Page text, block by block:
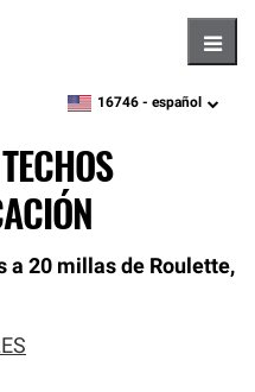
zipcode,language
16746 - español
a 20 millas de Roulette,